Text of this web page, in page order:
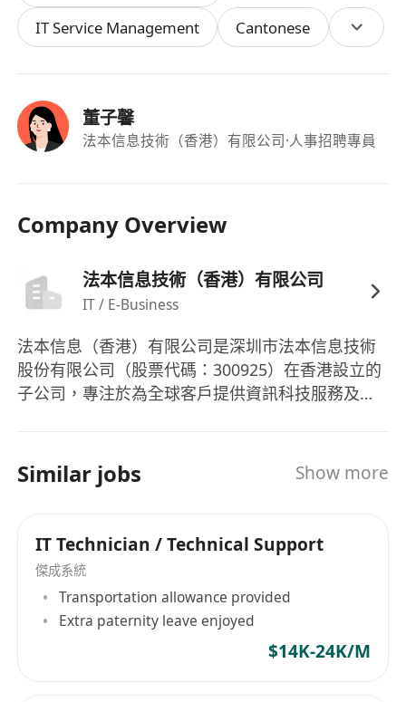
IT Service Management
Cantonese
董子馨
法本信息技術（香港）有限公司·人事招聘專員
Company Overview
法本信息技術（香港）有限公司
IT / E-Business
法本信息（香港）有限公司是深圳市法本信息技術
股份有限公司（股票代碼：300925）在香港設立的
子公司，專注於為全球客戶提供資訊科技服務及數
業經驗，致力為亞太區及全球客戶提供高效益的數
碼轉型服務，協助企業應對技術挑戰，推動業務創
Similar jobs Show more
IT Technician / Technical Support
傑成系統
Transportation allowance provided
Extra paternity leave enjoyed
$14K-24K/M